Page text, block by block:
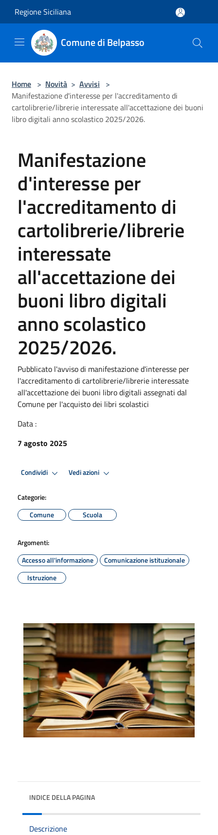
Regione Siciliana
Comune di Belpasso
Home > Novità > Avvisi >
Manifestazione d'interesse per l'accreditamento di
cartolibrerie/librerie interessate all'accettazione dei buoni
libro digitali anno scolastico 2025/2026.
Manifestazione
d'interesse per
l'accreditamento di
cartolibrerie/librerie
interessate
all'accettazione dei
buoni libro digitali
anno scolastico
2025/2026.
Pubblicato l'avviso di manifestazione d'interesse per
l'accreditamento di cartolibrerie/librerie interessate
all'accettazione dei buoni libro digitali assegnati dal
Comune per l'acquisto dei libri scolastici
Data :
7 agosto 2025
Condividi Vedi azioni
Categorie:
Comune
Scuola
Argomenti:
Accesso all'informazione
Comunicazione istituzionale
Istruzione
INDICE DELLA PAGINA
Descrizione